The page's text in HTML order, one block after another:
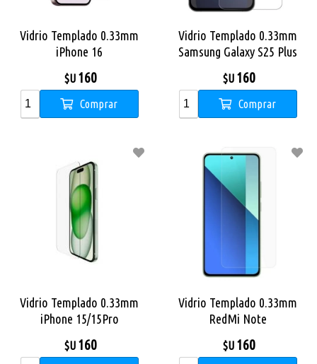
Vidrio Templado 0.33mm
iPhone 16
$U 160
Comprar
Vidrio Templado 0.33mm
Samsung Galaxy S25 Plus
$U 160
Comprar
Vidrio Templado 0.33mm
iPhone 15/15Pro
$U 160
Vidrio Templado 0.33mm
RedMi Note
$U 160